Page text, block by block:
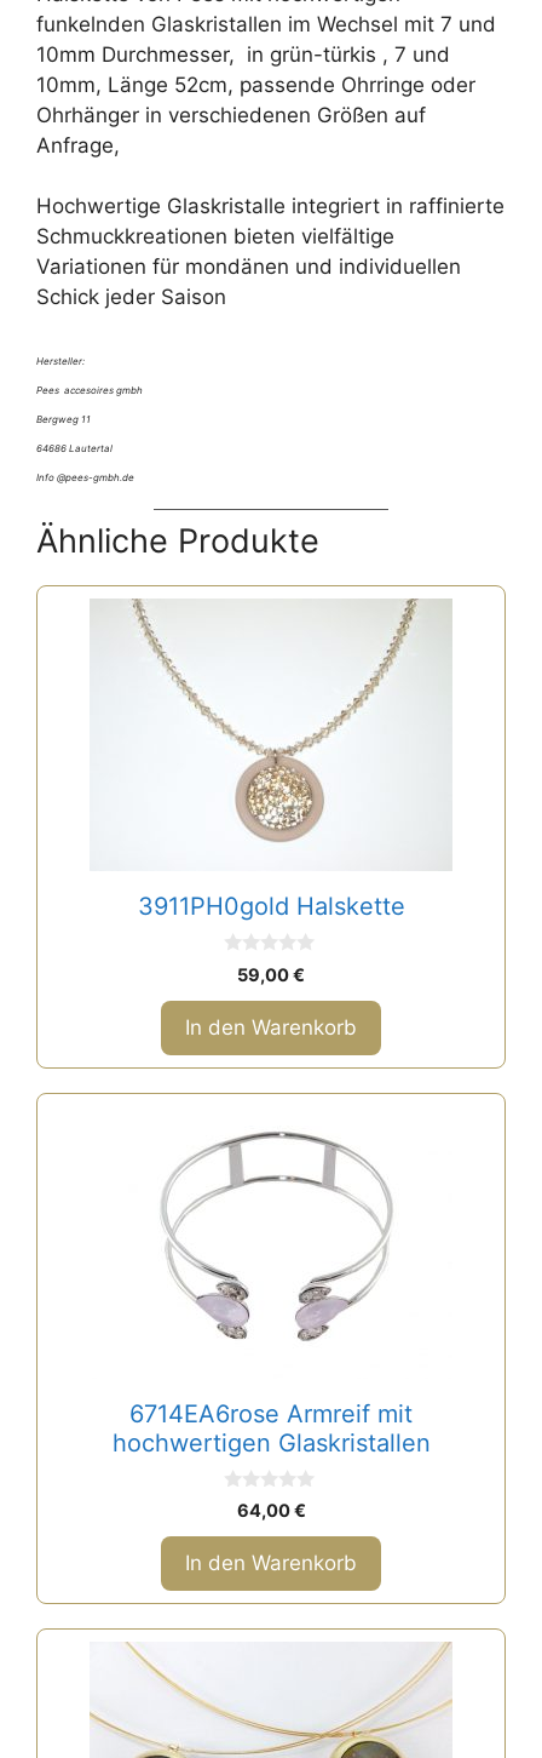
funkelnden Glaskristallen im Wechsel mit 7 und
10mm Durchmesser, in grün-türkis , 7 und
10mm, Länge 52cm, passende Ohrringe oder
Ohrhänger in verschiedenen Größen auf
Anfrage,
Hochwertige Glaskristalle integriert in raffinierte
Schmuckkreationen bieten vielfältige
Variationen für mondänen und individuellen
Schick jeder Saison
Hersteller:
Pees accesoires gmbh
Bergweg 11
64686 Lautertal
Info @pees-gmbh.de
Ähnliche Produkte
3911PH0gold Halskette
o
5
59,00€
In den Warenkorb
6714EA6rose Armreif mit
hochwertigen Glaskristallen
o
n
5
64,00€
In den Warenkorb